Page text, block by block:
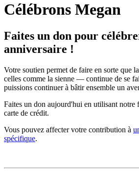
Célébrons Megan
Faites un don pour
anniversaire !
Votre soutien permet de faire en sorte que
celles comme la sienne — continue de se
puissions continuer à bâtir ensemble un
Faites un don aujourd'hui en utilisant notre
carte de crédit.
Vous pouvez affecter votre contribution à
spécifique.